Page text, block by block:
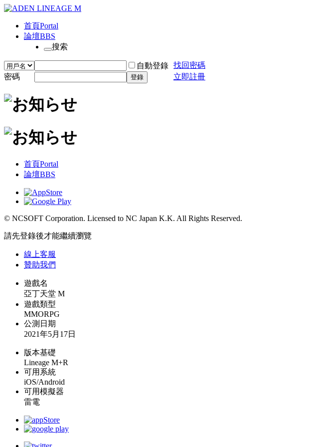
首頁Portal
論壇BBS
搜索
自動登錄 找回密碼
密碼
登錄 立即註冊
首頁Portal
論壇BBS
© NCSOFT Corporation. Licensed to NC Japan K.K. All Rights Reserved.
請先登錄後才能繼續瀏覽
線上客服
贊助我們
遊戲名
亞丁天堂 M
遊戲類型
MMORPG
公測日期
2021年5月17日
版本基礎
Lineage M+R
可用系統
iOS/Android
可用模擬器
雷電